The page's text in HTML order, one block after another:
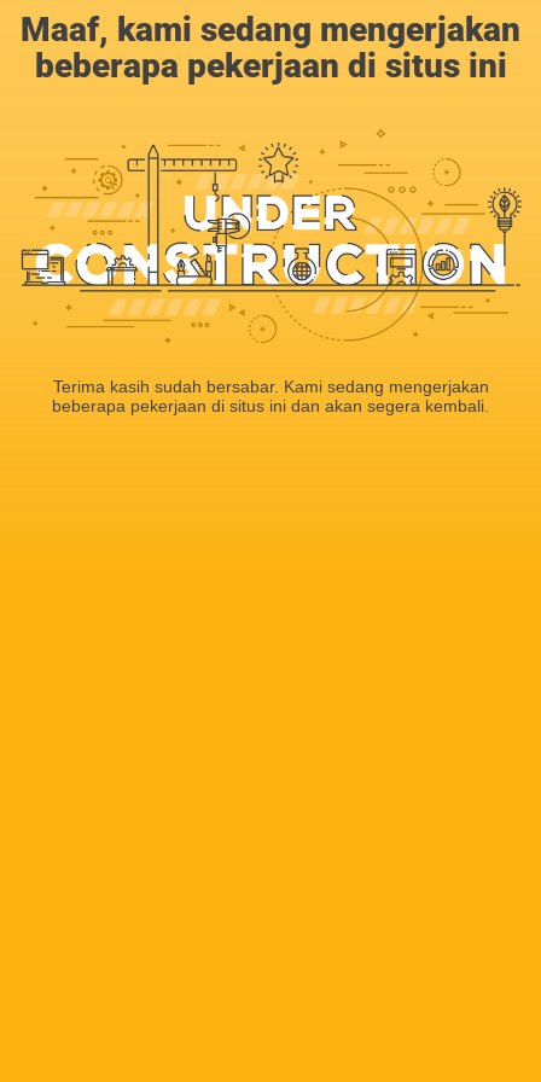
Maaf, kami sedang mengerjakan
beberapa pekerjaan di situs ini
Terima kasih sudah bersabar. Kami sedang mengerjakan
beberapa pekerjaan di situs ini dan akan segera kembali.